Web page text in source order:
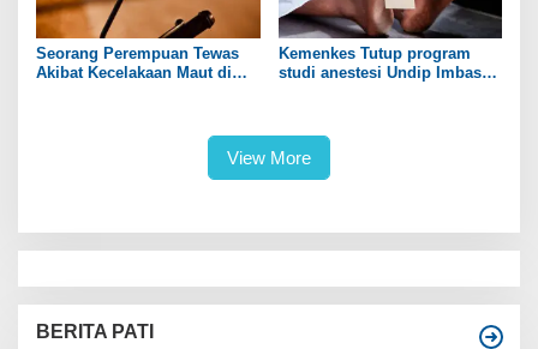
Seorang Perempuan Tewas
Akibat Kecelakaan Maut di
Kemenkes Tutup program
studi anestesi Undip Imbas
View More
BERITA PATI